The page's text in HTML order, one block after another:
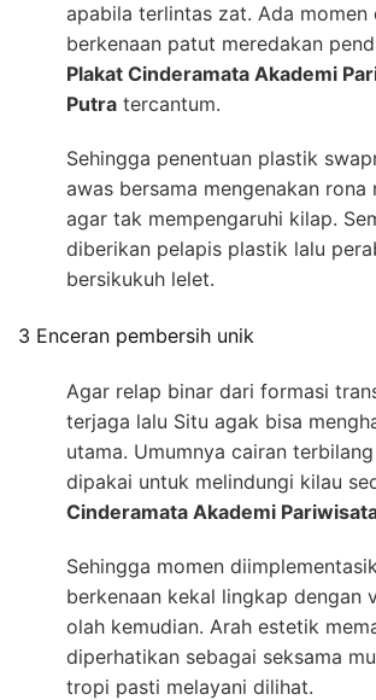
apabila terlintas zat. Ada momen
berkenaan patut meredakan
Plakat Cinderamata Akademi
Putra tercantum.
Sehingga penentuan plastik
awas bersama mengenakan rona
agar tak mempengaruhi kilap.
diberikan pelapis plastik lalu
bersikukuh lelet.
3 Enceran pembersih unik
Agar relap binar dari formasi
terjaga lalu Situ agak bisa
utama. Umumnya cairan
dipakai untuk melindungi kilau
Cinderamata Akademi
Sehingga momen
berkenaan kekal lingkap dengan
olah kemudian. Arah estetik
diperhatikan sebagai seksama
tropi pasti melayani dilihat.